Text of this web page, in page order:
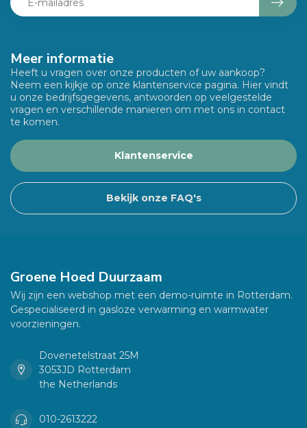
Meer informatie
Heeft u vragen over onze producten of uw aankoop?
Neem een kijkje op onze klantenservice pagina. Hier vindt
u onze bedrijfsgegevens, antwoorden op veelgestelde
vragen en verschillende manieren om met ons in contact
te komen.
Klantenservice
Bekijk onze FAQ's
Groene Hoed Duurzaam
Wij zijn een webshop met een demo-ruimte in Rotterdam.
Gespecialiseerd in gasloze verwarming en warmwater
voorzieningen.
Dovenetelstraat 25M
3053JD Rotterdam
the Netherlands
010-2613222